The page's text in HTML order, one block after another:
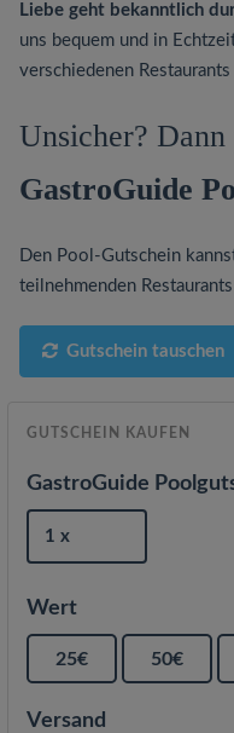
Liebe geht bekanntlich
uns bequem und in
verschiedenen
Unsicher?
GastroGuide
Den Pool-Gutschein
teilnehmenden
Gutschein tauschen
GUTSCHEIN KAUFEN
GastroGuide
1 x
Wert
25€ 50€
Versand
o